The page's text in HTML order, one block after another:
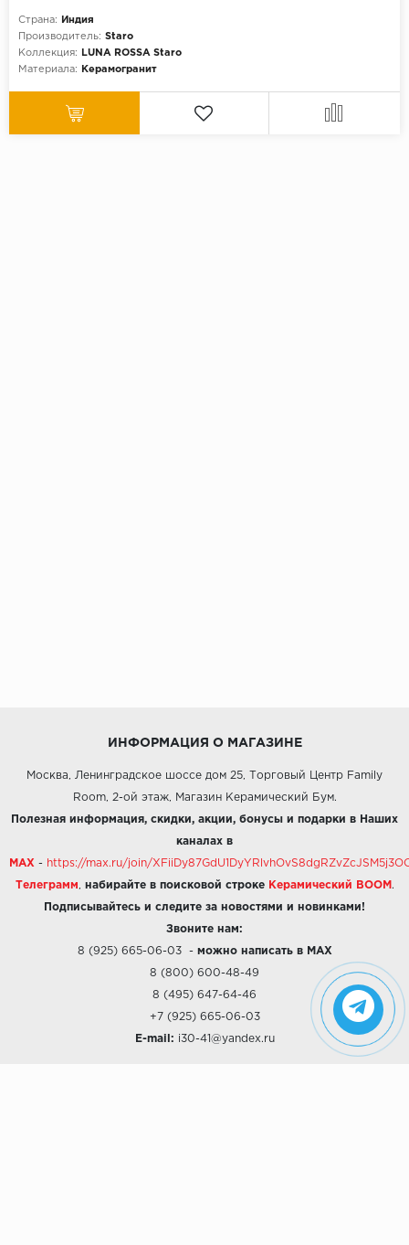
Страна:
Индия
Производитель: Staro
Коллекция:
LUNA ROSSA Staro
Материала:
Керамогранит
ИНФОРМАЦИЯ О МАГАЗИНЕ
Москва, Ленинградское шоссе дом 25, Торговый Центр Family
Room, 2-ой этаж, Магазин Керамический Бум.
Полезная информация, скидки, акции, бонусы и подарки в Наших
каналах в
MAX - https://max.ru/join/
Телеграмм набирайте в поисковой строке Керамический BOOM .
Подписывайтесь и следите за новостями и новинками!
Звоните нам:
8 (925) 665-06-03- можно написать в MAX
8 (800) 600-48-49
8 (495) 647-64-46
+7 (925) 665-06-03
E-mail: i30-41@yandex.ru